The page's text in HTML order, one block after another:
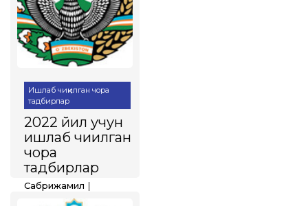
Ишлаб чиқилган чора
тадбирлар
2022 йил учун
ишлаб чиқилган
чора
тадбирлар
Сабрижамил
Март 07, 2022